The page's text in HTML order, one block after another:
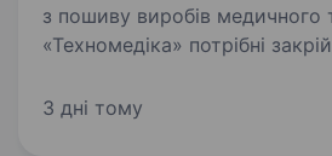
з пошиву виробів медичного
«Техномедіка» потрібні
оверлок країв тканини, намотування бинтів
3 дні тому